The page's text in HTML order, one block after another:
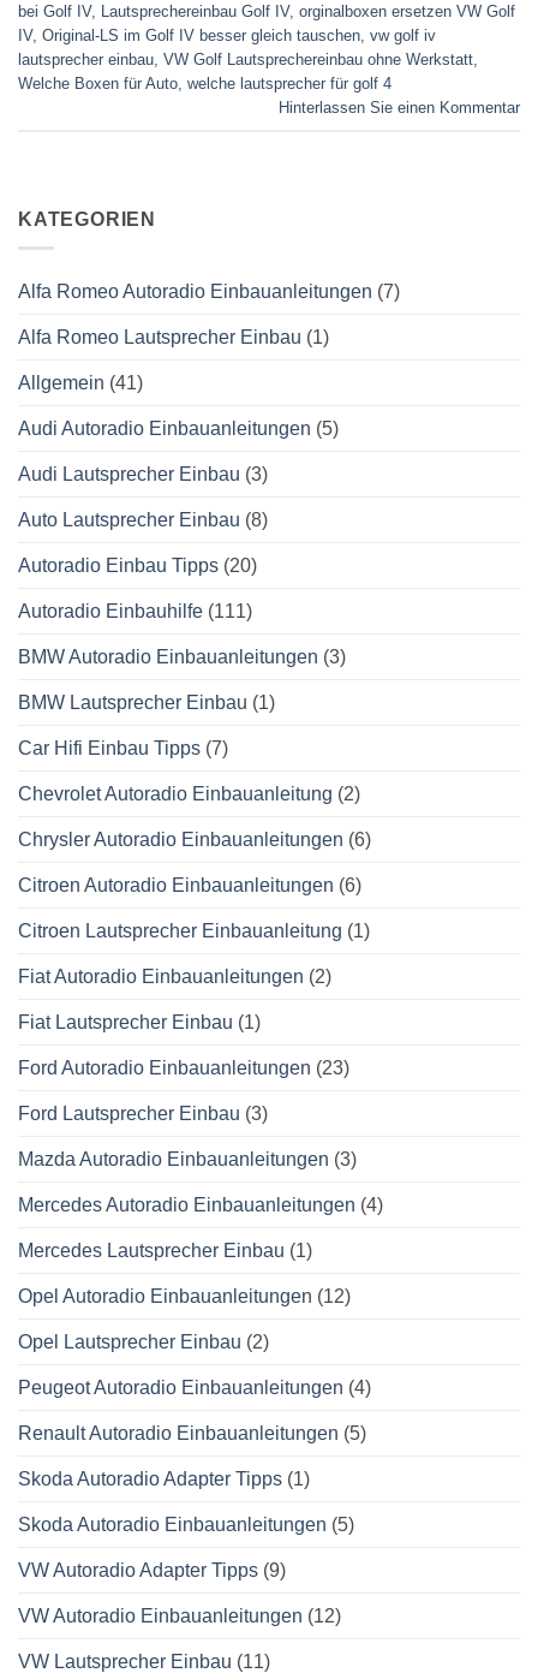
bei Golf IV, Lautsprechereinbau Golf IV, orginalboxen ersetzen VW Golf
IV, Original-LS im Golf IV besser gleich tauschen vw golf iv
lautsprecher einbau VW Golf Lautsprechereinbau ohne Werkstatt
Welche Boxen für Auto welche lautsprecher für golf 4
Hinterlassen Sie einen Kommentar
KATEGORIEN
Alfa Romeo Autoradio Einbauanleitungen (7)
Alfa Romeo Lautsprecher Einbau (1)
Allgemein (41)
Audi Autoradio Einbauanleitungen (5)
Audi Lautsprecher Einbau (3)
Auto Lautsprecher Einbau (8)
Autoradio Einbau Tipps (20)
Autoradio Einbauhilfe (111)
BMW Autoradio Einbauanleitungen (3)
BMW Lautsprecher Einbau (1)
Car Hifi Einbau Tipps (7)
Chevrolet Autoradio Einbauanleitung (2)
Chrysler Autoradio Einbauanleitungen (6)
Citroen Autoradio Einbauanleitungen (6)
Citroen Lautsprecher Einbauanleitung (1)
Fiat Autoradio Einbauanleitungen (2)
Fiat Lautsprecher Einbau (1)
Ford Autoradio Einbauanleitungen (23)
Ford Lautsprecher Einbau (3)
Mazda Autoradio Einbauanleitungen (3)
Mercedes Autoradio Einbauanleitungen (4)
Mercedes Lautsprecher Einbau (1)
Opel Autoradio Einbauanleitungen (12)
Opel Lautsprecher Einbau (2)
Peugeot Autoradio Einbauanleitungen (4)
Renault Autoradio Einbauanleitungen (5)
Skoda Autoradio Adapter Tipps (1)
Skoda Autoradio Einbauanleitungen (5)
VW Autoradio Adapter Tipps (9)
VW Autoradio Einbauanleitungen (12)
VW Lautsprecher Einbau (11)